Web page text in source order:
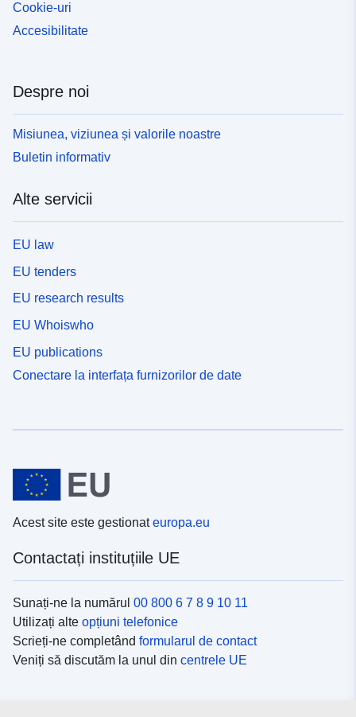
Cookie-uri
Accesibilitate
Despre noi
Misiunea, viziunea și valorile noastre
Buletin informativ
Alte servicii
EU law
EU tenders
EU research results
EU Whoiswho
EU publications
Conectare la interfața furnizorilor de date
Acest site este gestionateuropa.eu
Contactați instituțiile UE
Sunați-ne la numărul 00 800 6 7 8 9 10 11
Utilizați alte opțiuni telefonice
Scrieți-ne completând formularul de contact
Veniți să discutăm la unul din centrele UE